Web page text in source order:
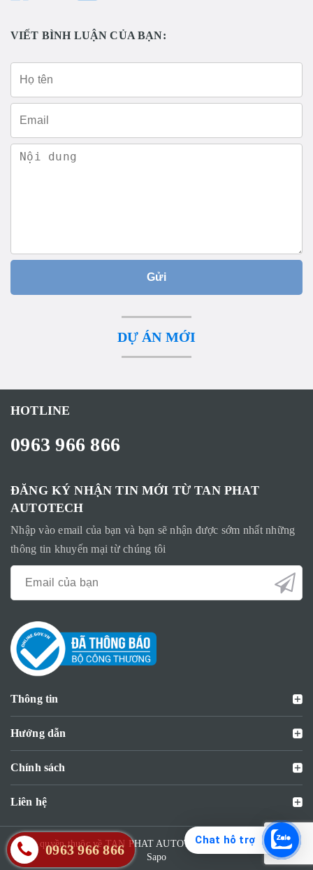
VIẾT BÌNH LUẬN CỦA BẠN:
Gửi
DỰ ÁN MỚI
HOTLINE
0963 966 866
ĐĂNG KÝ NHẬN TIN MỚI TỪ TAN PHAT
AUTOTECH
Nhập vào email của bạn và bạn sẽ nhận được sớm nhất những
thông tin khuyến mại từ chúng tôi
Thông tin
Hướng dẫn
Chính sách
Liên hệ
Bản quyền thuộc về TAN PHAT AUTOTECH JSC | Cung cấp bởi
Sapo
0963 966 866
Chat hỗ trợ